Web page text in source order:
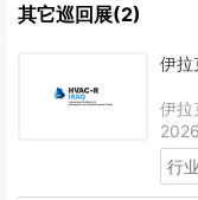
其它巡回展(2)
伊拉
伊拉
行